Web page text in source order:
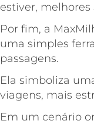
estiver, melhores
Por fim, a
uma simples
passagens.
Ela simboliza
viagens, mais
Em um cenário